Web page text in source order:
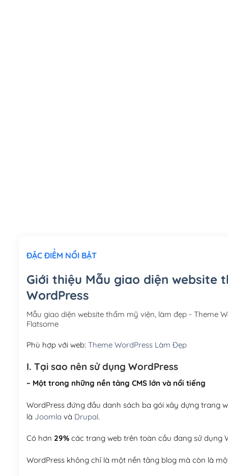
ĐẶC ĐIỂM NỔI BẬT
Giới thiệu Mẫu giao diện website
WordPress
Mẫu giao diện website thẩm mỹ viện, làm đẹp - Theme
Flatsome
Phù hợp với web: Theme WordPress Làm Đẹp
I. Tại sao nên sử dụng WordPress
– Một trong những nền tảng CMS lớn và nổi tiếng
WordPress đứng đầu danh sách ba gói xây dựng trang
là Joomla và Drupal.
Có hơn 29%các trang web trên toàn cầu đang sử dụng
WordPress không chỉ là một nền tảng blog mà còn là